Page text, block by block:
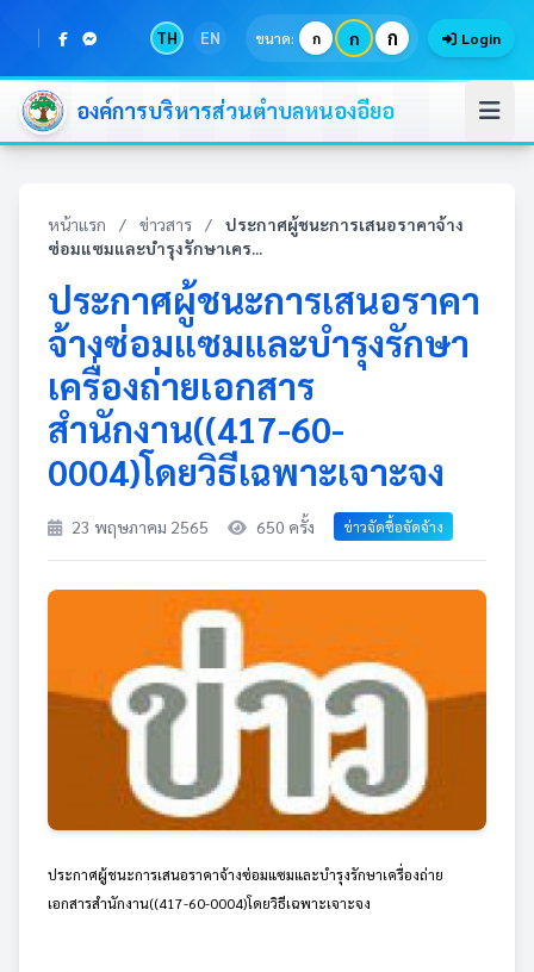
TH EN ขนาด: ก ก ก Login
องค์การบริหารส่วนตำบลหนองอียอ
หน้าแรก / ข่าวสาร /
ประกาศผู้ชนะการเสนอราคาจ้าง
ซ่อมแซมและบำรุงรักษาเคร...
ประกาศผู้ชนะการเสนอราคา
จ้างซ่อมแซมและบำรุงรักษา
เครื่องถ่ายเอกสาร
สำนักงาน((417-60-
0004)โดยวิธีเฉพาะเจาะจง
23 พฤษภาคม 2565 650 ครั้ง ข่าวจัดซื้อจัดจ้าง
ประกาศผู้ชนะการเสนอราคาจ้างซ่อมแซมและบำรุงรักษาเครื่องถ่าย
เอกสารสำนักงาน((417-60-0004)โดยวิธีเฉพาะเจาะจง